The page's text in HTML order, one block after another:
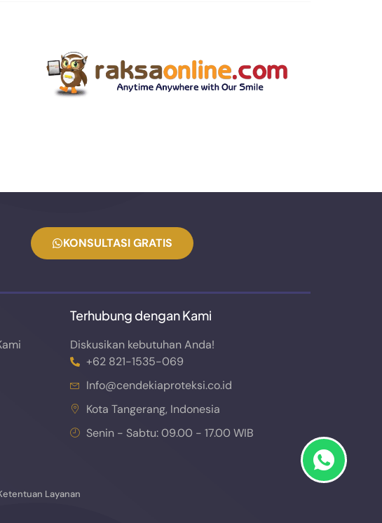
KONSULTASI GRATIS
Terhubung dengan Kami
Diskusikan kebutuhan Anda!
+62 821-1535-069
Info@cendekiaproteksi.co.id
Kota Tangerang, Indonesia
Senin - Sabtu: 09.00 - 17.00 WIB
Layanan